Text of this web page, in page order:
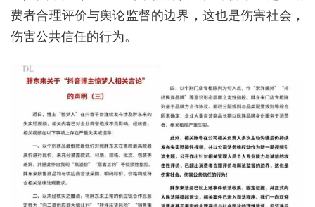
费者合理评价与舆论监督的边界，这也是伤害社会，
伤害公共信任的行为。